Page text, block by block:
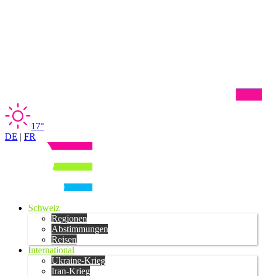
17°
DE | FR
Schweiz
Regionen
Abstimmungen
Reisen
International
Ukraine-Krieg
Iran-Krieg